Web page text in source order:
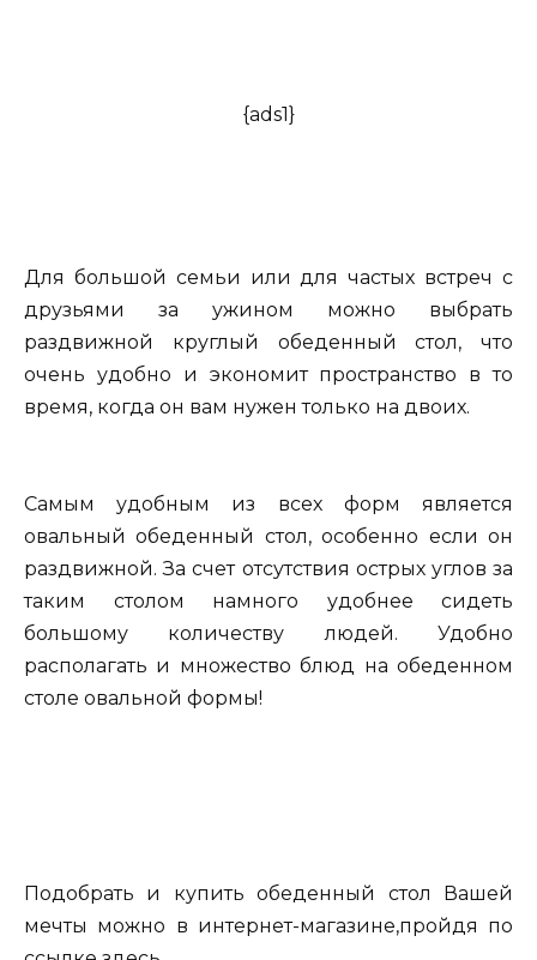
{ads1}
Для большой семьи или для частых встреч с
друзьями за ужином можно выбрать
раздвижной круглый обеденный стол, что
очень удобно и экономит пространство в то
время, когда он вам нужен только на двоих.
Самым удобным из всех форм является
овальный обеденный стол, особенно если он
раздвижной. За счет отсутствия острых углов за
таким столом намного удобнее сидеть
большому количеству людей. Удобно
располагать и множество блюд на обеденном
столе овальной формы!
Подобрать и купить обеденный стол Вашей
мечты можно в интернет-магазине,пройдя по